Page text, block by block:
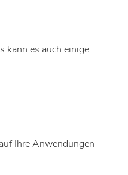
kann es auch einige
Ihre Anwendungen